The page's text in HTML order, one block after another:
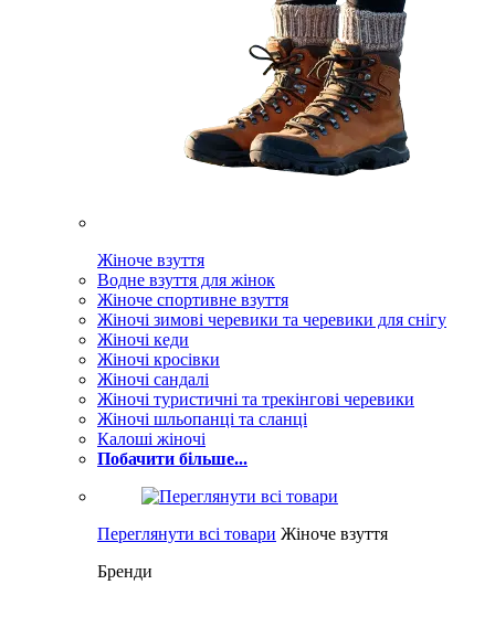
Жіноче взуття
Водне взуття для жінок
Жіноче спортивне взуття
Жіночі зимові черевики та черевики для снігу
Жіночі кеди
Жіночі кросівки
Жіночі сандалі
Жіночі туристичні та трекінгові черевики
Жіночі шльопанці та сланці
Калоші жіночі
Побачити більше...
Переглянути всі товари Жіноче взуття
Бренди